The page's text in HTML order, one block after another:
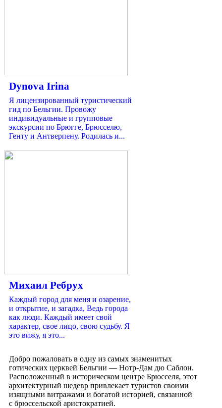
Добро пожаловать в одну из самых знаменитых
готических церквей Бельгии — Нотр-Дам дю Саблон.
Расположенный в историческом центре Брюсселя, этот
архитектурный шедевр привлекает туристов своими
изящными витражами и богатой историей, связанной
с брюссельской аристократией.
Dynova Irina
Я лицензированный туристический
гид по Бельгии. Провожу
индивидуальные и групповые
экскурсии по Брюгге, Брюсселю,
Генту и Антверпену. Родилась и...
Михаил Ребрух
Каждый город для меня и озарение,
и открытие, и загадка, Ведь города
как люди. Каждый имеет свой
характер, свое лицо, свою судьбу. Я
это вижу, я это...